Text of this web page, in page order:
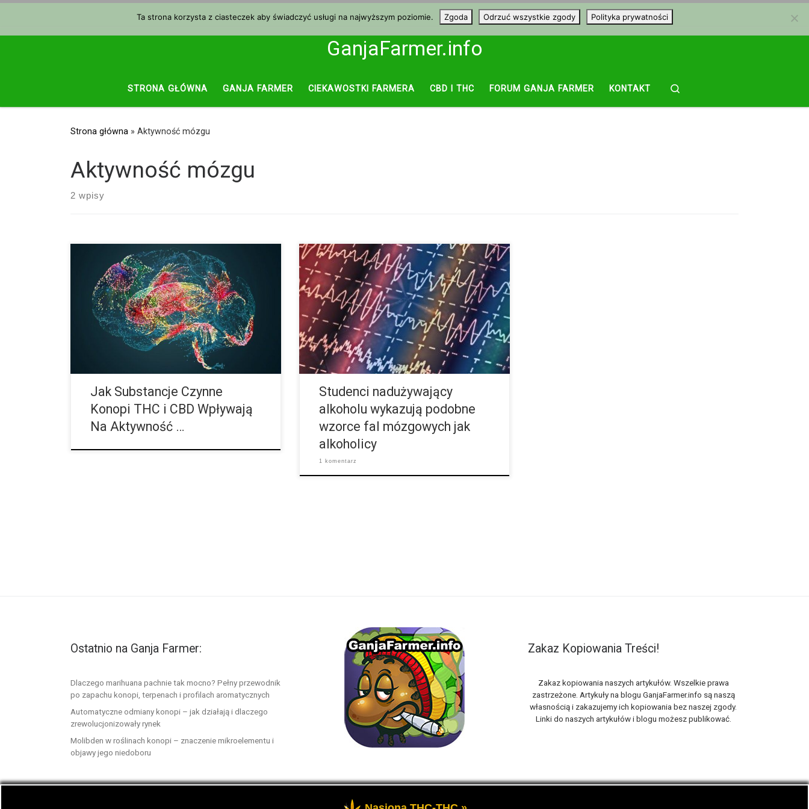
GanjaFarmer.info
STRONA GŁÓWNA GANJA FARMER CIEKAWOSTKI FARMERA CBD I THC FORUM GANJA FARMER KONTAKT
Strona główna » Aktywność mózgu
Aktywność mózgu
2 wpisy
Za pomocą rezonansu magnetycznego zbadano, w
jaki sposób konopie indyjskie wpływają na sieci
spoczynkowe mózgu. Przede wszystkim efekt CBD
był inny niż oczekiwano. Nasz mózg nigdy nie jest w
stanie spoczynku. Zawsze jest w jakiś sposób
aktywny. Badania nad mózgiem wykazały, że pewne
obszary mózgu komunikują się ze sobą nawet wtedy,
gdy jesteśmy w stanie spoczynku, kiedy nie śpimy,
Jak Substancje Czynne
Konopi THC i CBD Wpływają
Na Aktywność …
Według badań nadużywanie alkoholu zmienia
aktywność mózgu u młodych ludzi. Jest to możliwie
wczesna wskazówka na uszkodzenia mózgu. Jak
wiadomo nasz mózg znajduje się „pod prądem”.
Każda komórka nerwowa wytwarza małe impulsy
elektryczne. Poprzez wzajemne oddziaływanie
wszystkich komórek nerwowych wytwarzają się
różne wzorce fal mózgowych, które można
zarejestrować za pomocą elektrod. Na
elektroencefalogramie (EEG) ukazują się różne
Studenci nadużywający
alkoholu wykazują podobne
wzorce fal mózgowych jak
alkoholicy
1 komentarz
Ostatnio na Ganja Farmer:
Dlaczego marihuana pachnie tak mocno? Pełny przewodnik
po zapachu konopi, terpenach i profilach aromatycznych
Automatyczne odmiany konopi – jak działają i dlaczego
zrewolucjonizowały rynek
Molibden w roślinach konopi – znaczenie mikroelementu i
objawy jego niedoboru
Zakaz Kopiowania Treści!
Zakaz kopiowania naszych artykułów. Wszelkie prawa
zastrzeżone. Artykuły na blogu GanjaFarmer.info są naszą
własnością i zakazujemy ich kopiowania bez naszej zgody.
Linki do naszych artykułów i blogu możesz publikować.
Ta strona korzysta z ciasteczek aby świadczyć usługi na najwyższym poziomie. Zgoda Odrzuć wszystkie zgody Polityka prywatności